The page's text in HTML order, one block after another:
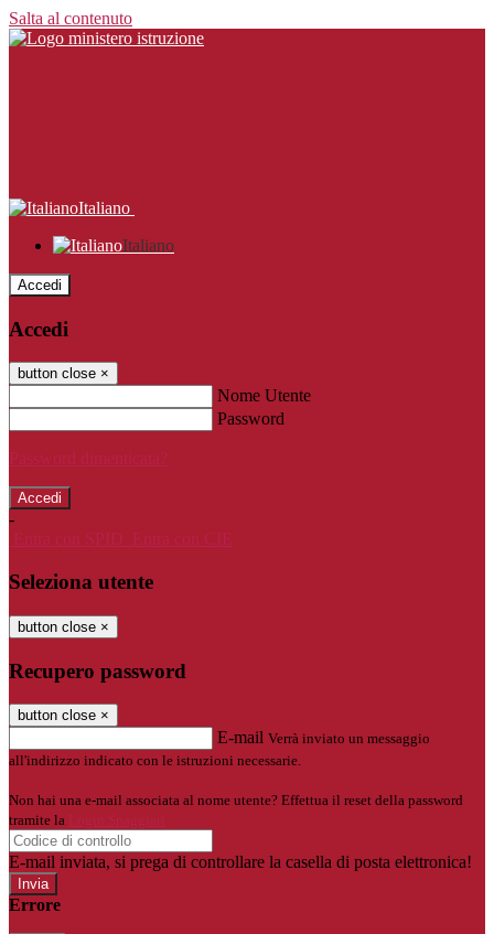
Salta al contenuto
Italiano
Italiano
Accedi
Accedi
button close ×
Nome Utente
Password
Password dimenticata?
-
Entra con SPID
Entra con CIE
Seleziona utente
button close ×
Recupero password
button close ×
E-mail Verrà inviato un messaggio
all'indirizzo indicato con le istruzioni necessarie.
Non hai una e-mail associata al nome utente? Effettua il reset della password
tramite la
Login Spaggiari
E-mail inviata, si prega di controllare la casella di posta elettronica!
Errore